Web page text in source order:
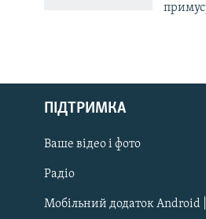
Русский
Qırımtatar
ДОЛУЧАЙСЯ!
ПІДТРИМКА
Ваше відео і фото
Радіо
Мобільний додаток Android